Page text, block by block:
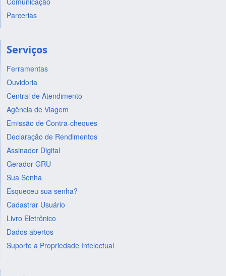
Parcerias
Serviços
Ferramentas
Ouvidoria
Central de Atendimento
Agência de Viagem
Emissão de Contra-cheques
Declaração de Rendimentos
Assinador Digital
Gerador GRU
Sua Senha
Esqueceu sua senha?
Cadastrar Usuário
Livro Eletrônico
Dados abertos
Suporte a Propriedade Intelectual